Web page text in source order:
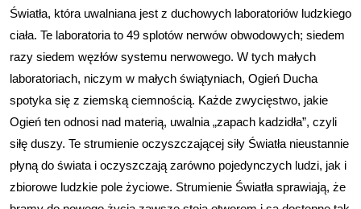
Światła, która uwalniana jest z duchowych laboratoriów ludzkiego
ciała. Te laboratoria to 49 splotów nerwów obwodowych; siedem
razy siedem węzłów systemu nerwowego. W tych małych
laboratoriach, niczym w małych świątyniach, Ogień Ducha
spotyka się z ziemską ciemnością. Każde zwycięstwo, jakie
Ogień ten odnosi nad materią, uwalnia „zapach kadzidła”, czyli
siłę duszy. Te strumienie oczyszczającej siły Światła nieustannie
płyną do świata i oczyszczają zarówno pojedynczych ludzi, jak i
zbiorowe ludzkie pole życiowe. Strumienie Światła sprawiają, że